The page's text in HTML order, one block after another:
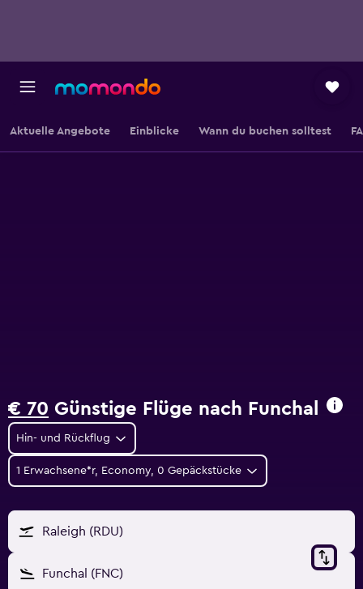
Aktuelle Angebote Einblicke Wann du buchen solltest
€ 70 Günstige Flüge nach Funchal
Hin- und Rückflug
1 Erwachsene*r, Economy, 0 Gepäckstücke
Raleigh (RDU)
Funchal (FNC)